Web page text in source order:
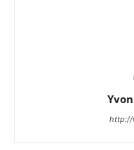
http://